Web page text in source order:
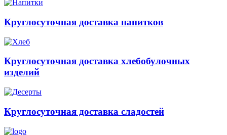
Круглосуточная доставка напитков
Круглосуточная доставка хлебобулочных
изделий
Круглосуточная доставка сладостей